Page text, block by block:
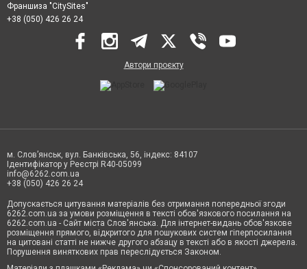
Франшиза "CitySites"
+38 (050) 426 26 24
Автори проєкту
м. Слов’янськ, вул. Банківська, 56, індекс: 84107
Ідентифікатор у Реєстрі R40-05099
info@6262.com.ua
+38 (050) 426 26 24
Допускається цитування матеріалів без отримання попередньої згоди
6262.com.ua за умови розміщення в тексті обов'язкового посилання на
6262.com.ua - Сайт міста Слов'янська. Для інтернет-видань обов'язкове
розміщення прямого, відкритого для пошукових систем гіперпосилання
на цитовані статті не нижче другого абзацу в тексті або в якості джерела.
Порушення виняткових прав переслідується Законом.